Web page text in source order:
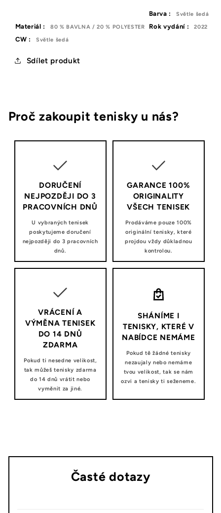
Barva : Světle šedá
Materiál : 80 % BAVLNA / 20 % POLYESTER Rok vydání : 2022
CW : Světle šedá
Sdílet produkt
Proč zakoupit tenisky u nás?
DORUČENÍ
NEJPOZDĚJI DO 3
PRACOVNÍCH DNŮ
U vybraných tenisek
poskytujeme doručení
nejpozději do 3 pracovních
dnů.
GARANCE 100%
ORIGINALITY
VŠECH TENISEK
Prodáváme pouze 100%
originální tenisky, které
projdou vždy důkladnou
kontrolou.
VRÁCENÍ A
VÝMĚNA TENISEK
DO 14 DNŮ
ZDARMA
Pokud ti nesedne velikost,
tak můžeš tenisky zdarma
do 14 dnů vrátit nebo
vyměnit za jiné.
SHÁNÍME I
TENISKY, KTERÉ V
NABÍDCE NEMÁME
Pokud tě žádné tenisky
nezaujaly nebo nemáme
tvou velikost, tak se nám
ozvi a tenisky ti seženeme.
Časté dotazy